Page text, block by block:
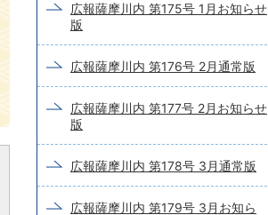
広報薩摩川内 第175号 1月お知らせ
版
広報薩摩川内 第176号 2月通常版
広報薩摩川内 第177号 2月お知らせ
版
広報薩摩川内 第178号 3月通常版
広報薩摩川内 第179号 3月お知ら